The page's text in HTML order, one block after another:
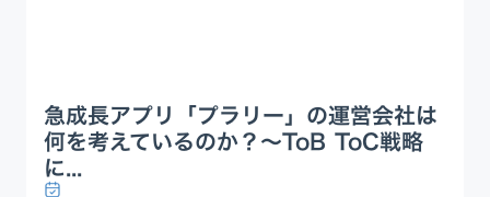
急成長アプリ「プラリー」の運営会社は
何を考えているのか？〜ToB ToC戦略
に...